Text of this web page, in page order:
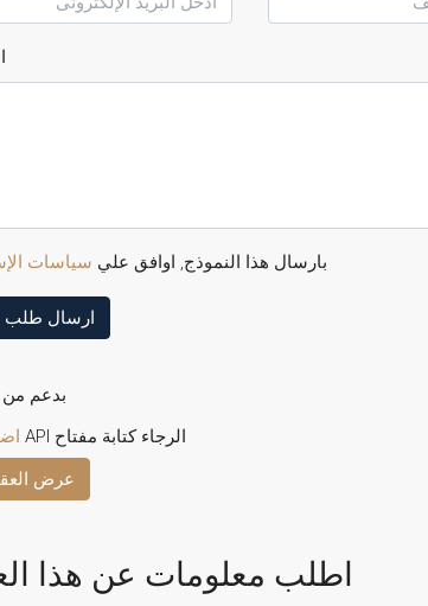
بارسال هذا النموذج, اوافق علي سياسات
ارسال طلب
بدعم من
الرجاء كتابة مفتاح API
عرض
اطلب معلومات عن هذا